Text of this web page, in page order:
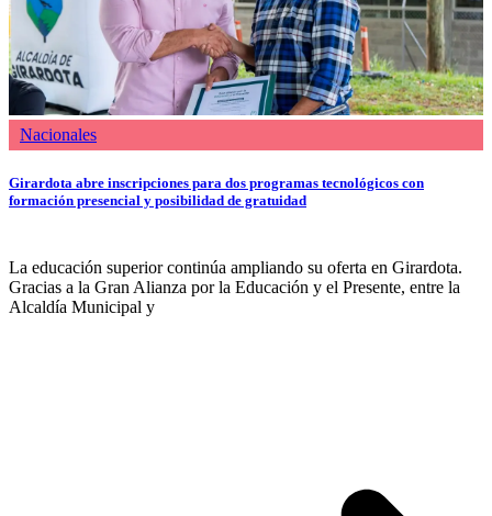
Nacionales
Girardota abre inscripciones para dos programas tecnológicos con
formación presencial y posibilidad de gratuidad
La educación superior continúa ampliando su oferta en Girardota.
Gracias a la Gran Alianza por la Educación y el Presente, entre la
Alcaldía Municipal y